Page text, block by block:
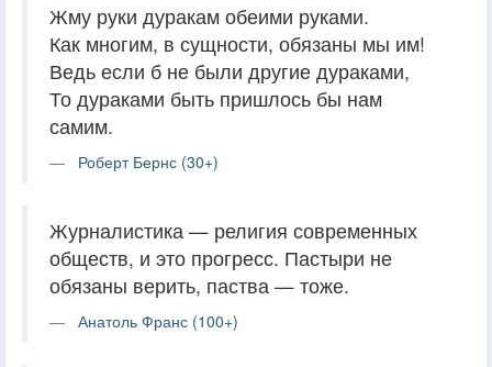
Жму руки дуракам обеими руками.
Как многим, в сущности, обязаны мы им!
Ведь если б не были другие дураками,
То дураками быть пришлось бы нам
самим.
Роберт Бернс (30+)
Журналистика — религия современных
обществ, и это прогресс. Пастыри не
обязаны верить, паства — тоже.
Анатоль Франс (100+)